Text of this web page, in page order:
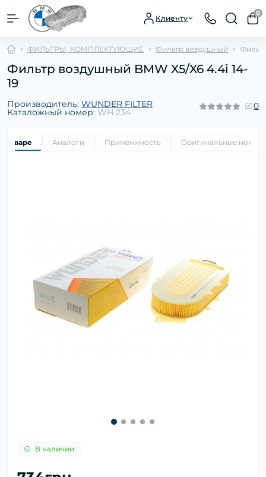
Клиенту
0
ФИЛЬТРЫ, КОМПЛЕКТУЮЩИЕ Фильтр воздушный
Фильтр воздушный BMW X5/X6 4.4i 14-
19
Производитель: WUNDER FILTER
Каталожный номер: WH 234
0
товаре Аналоги Применимость Оригинальные номера
В наличии